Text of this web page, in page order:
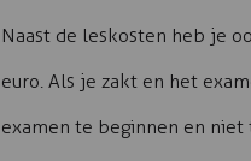
Naast de leskosten heb je
euro. Als je zakt en het
examen te beginnen en niet